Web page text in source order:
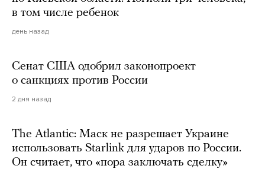
в том числе ребенок
день назад
Сенат США одобрил законопроект
о санкциях против России
2 дня назад
The Atlantic: Маск не разрешает Украине
использовать Starlink для ударов по России.
Он считает, что «пора заключать сделку»